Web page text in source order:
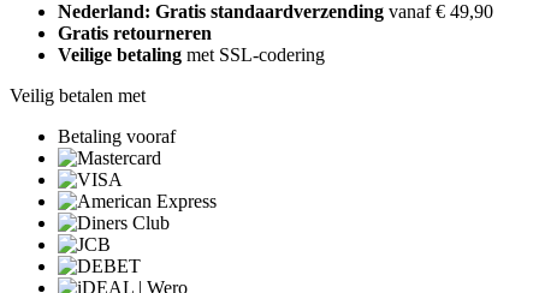
Nederland: Gratis standaardverzending vanaf € 49,90
Gratis retourneren
Veilige betaling met SSL-codering
Veilig betalen met
Betaling vooraf